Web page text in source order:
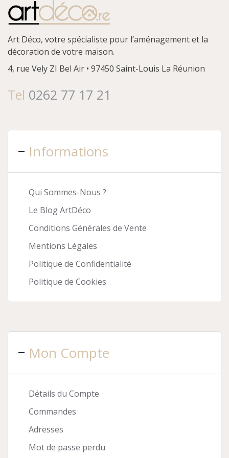
Art Déco, votre spécialiste pour l’aménagement et la
décoration de votre maison.
4, rue Vely ZI Bel Air • 97450 Saint-Louis La Réunion
Tel 0262 77 17 21
Informations
Qui Sommes-Nous ?
Le Blog ArtDéco
Conditions Générales de Vente
Mentions Légales
Politique de Confidentialité
Politique de Cookies
Mon Compte
Détails du Compte
Commandes
Adresses
Mot de passe perdu